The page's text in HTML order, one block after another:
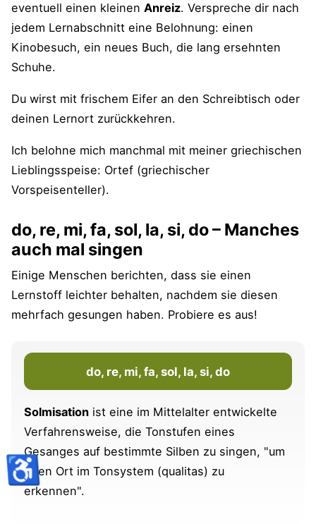
eventuell einen kleinen Anreiz. Verspreche dir nach
jedem Lernabschnitt eine Belohnung: einen
Kinobesuch, ein neues Buch, die lang ersehnten
Schuhe.
Du wirst mit frischem Eifer an den Schreibtisch oder
deinen Lernort zurückkehren.
Ich belohne mich manchmal mit meiner griechischen
Lieblingsspeise: Ortef (griechischer
Vorspeisenteller).
do, re, mi, fa, sol, la, si, do – Manches
auch mal singen
Einige Menschen berichten, dass sie einen
Lernstoff leichter behalten, nachdem sie diesen
mehrfach gesungen haben. Probiere es aus!
do, re, mi, fa, sol, la, si, do
Solmisation ist eine im Mittelalter entwickelte
Verfahrensweise, die Tonstufen eines
Gesanges auf bestimmte Silben zu singen, "um
ihren Ort im Tonsystem (qualitas) zu
erkennen".